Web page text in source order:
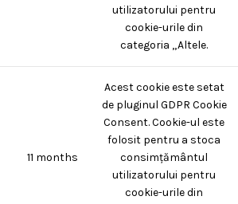
utilizatorului pentru
cookie-urile din
categoria „Altele.
11 months
Acest cookie este setat
de pluginul GDPR Cookie
Consent. Cookie-ul este
folosit pentru a stoca
consimțământul
utilizatorului pentru
cookie-urile din